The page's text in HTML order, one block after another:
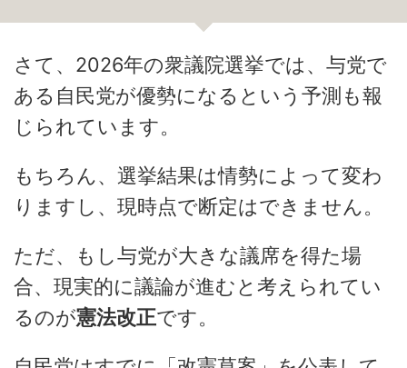
さて、2026年の衆議院選挙では、与党で
ある自民党が優勢になるという予測も報
じられています。
もちろん、選挙結果は情勢によって変わ
りますし、現時点で断定はできません。
ただ、もし与党が大きな議席を得た場
合、現実的に議論が進むと考えられてい
るのが憲法改正です。